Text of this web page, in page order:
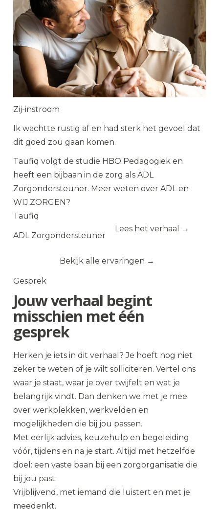
Zij-instroom
Ik wachtte rustig af en had sterk het gevoel dat
dit goed zou gaan komen.
Taufiq volgt de studie HBO Pedagogiek en
heeft een bijbaan in de zorg als ADL
Zorgondersteuner. Meer weten over ADL en
WIJ.ZORGEN?
Taufiq
ADL Zorgondersteuner
Lees het verhaal →
Bekijk alle ervaringen
Gesprek
Jouw verhaal begint
misschien met één
gesprek
Herken je iets in dit verhaal? Je hoeft nog niet
zeker te weten of je wilt solliciteren. Vertel ons
waar je staat, waar je over twijfelt en wat je
belangrijk vindt. Dan denken we met je mee
over werkplekken, werkvelden en
mogelijkheden die bij jou passen.
Met eerlijk advies, keuzehulp en begeleiding
vóór, tijdens en na je start. Altijd met hetzelfde
doel: een vaste baan bij een zorgorganisatie die
bij jou past.
Vrijblijvend, met iemand die luistert en met je
meedenkt.